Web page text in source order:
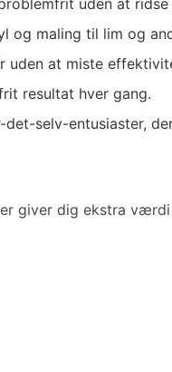
og maling til lim og
uden at miste
resultat hver gang.
selv-entusiaster,
giver dig ekstra